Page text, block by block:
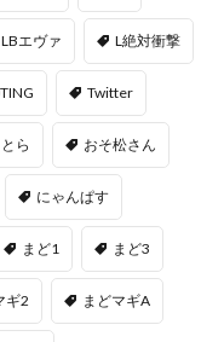
LBエヴァ L絶対衝撃
Twitter
ら おそ松さん
にゃんぱす
まど1 まど3
ギ2 まどマギA